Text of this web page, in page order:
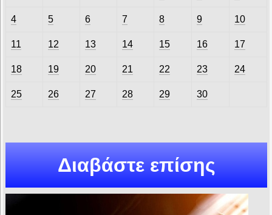
4 5 6 7 8 9 10
11 12 13 14 15 16 17
18 19 20 21 22 23 24
25 26 27 28 29 30
Διαβάστε επίσης